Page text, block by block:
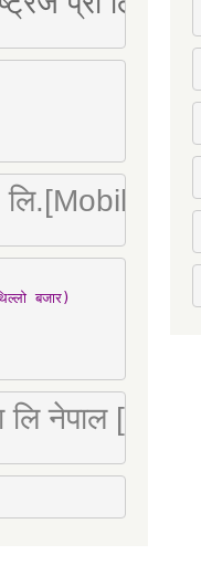
लि.[Mobile :
बजार)
लि नेपाल